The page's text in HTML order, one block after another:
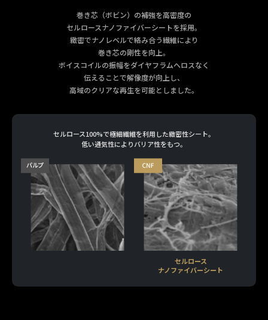
巻き芯（ボビン）の補強を高密度の
セルロースナノファイバーシートを採用。
緻密でナノレベルで絡み合う繊維により
巻き芯の剛性を向上。
ボイスコイルの振幅をダイヤフラムへロスなく
伝えることで解像度が向上し、
高域のクリアな再生を可能としました。
セルロース100%で極細繊維を利用した緻密性シート。
低い通気性によりバリア性をもつ。
セルロース
ナノファイバーシート